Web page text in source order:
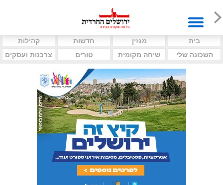
בית מגזין חדשות
קהילות
השכונה שלי
שיחה מקומית טורים צרכנות ועסקים